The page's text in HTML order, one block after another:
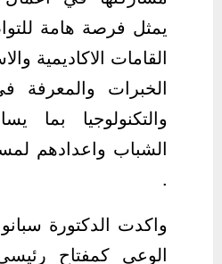
يمثل فرصة هامة
القامات الاكاديمية
الخبرات والمعرفة
والتكنولوجيا بما
الشباب واعدادهم
.
واكدت الدكتورة
الوعي كمفتاح رئيسي